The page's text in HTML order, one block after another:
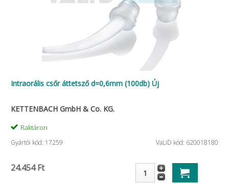
Intraorális csőr áttetsző d=0,6mm (100db) Új
KETTENBACH GmbH & Co. KG.
Raktáron
Gyártói kód: 17259 VaLiD kód: 620018180
24.454 Ft